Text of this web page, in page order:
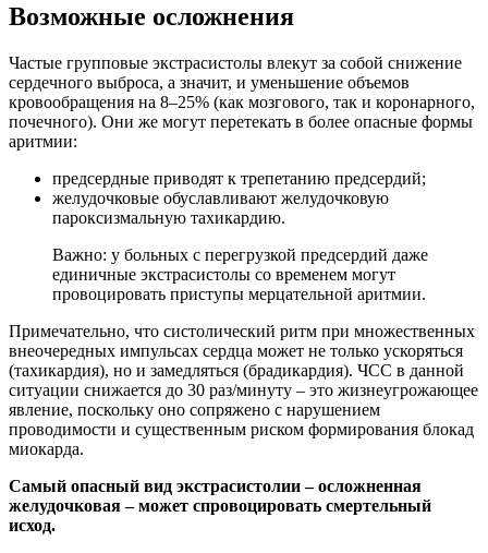
Возможные осложнения
Частые групповые экстрасистолы влекут за собой снижение
сердечного выброса, а значит, и уменьшение объемов
кровообращения на 8–25% (как мозгового, так и коронарного,
почечного). Они же могут перетекать в более опасные формы
аритмии:
предсердные приводят к трепетанию предсердий;
желудочковые обуславливают желудочковую
пароксизмальную тахикардию.
Важно: у больных с перегрузкой предсердий даже
единичные экстрасистолы со временем могут
провоцировать приступы мерцательной аритмии.
Примечательно, что систолический ритм при множественных
внеочередных импульсах сердца может не только ускоряться
(тахикардия), но и замедляться (брадикардия). ЧСС в данной
ситуации снижается до 30 раз/минуту – это жизнеугрожающее
явление, поскольку оно сопряжено с нарушением
проводимости и существенным риском формирования блокад
миокарда.
Самый опасный вид экстрасистолии – осложненная
желудочковая – может спровоцировать смертельный
исход.